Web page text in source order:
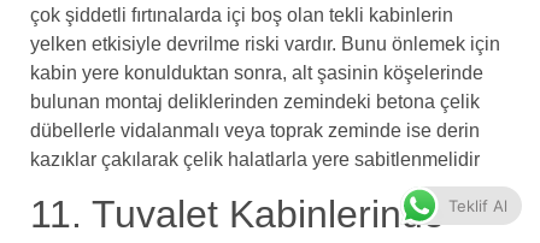
çok şiddetli fırtınalarda içi boş olan tekli kabinlerin
yelken etkisiyle devrilme riski vardır. Bunu önlemek için
kabin yere konulduktan sonra, alt şasinin köşelerinde
bulunan montaj deliklerinden zemindeki betona çelik
dübellerle vidalanmalı veya toprak zeminde ise derin
kazıklar çakılarak çelik halatlarla yere sabitlenmelidir
11. Tuvalet Kabinlerinde Teklif Al